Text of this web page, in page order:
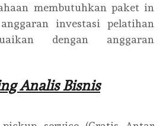
membutuhkan paket in
investasi pelatihan
dengan anggaran
Analis Bisnis